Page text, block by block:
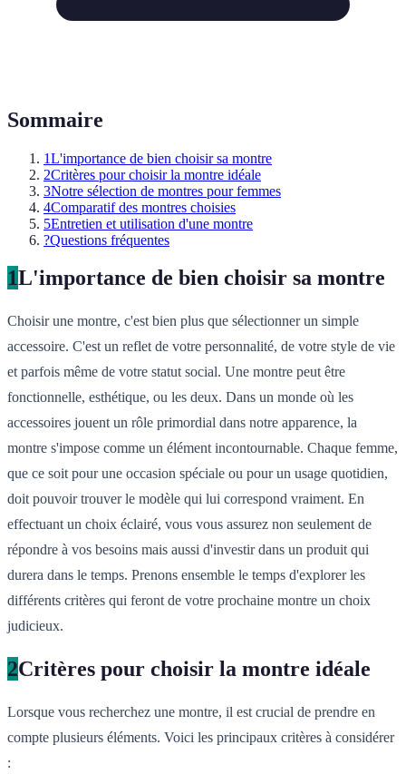
Sommaire
1L'importance de bien choisir sa montre
2Critères pour choisir la montre idéale
3Notre sélection de montres pour femmes
4Comparatif des montres choisies
5Entretien et utilisation d'une montre
?Questions fréquentes
1L'importance de bien choisir sa montre
Choisir une montre, c'est bien plus que sélectionner un simple
accessoire. C'est un reflet de votre personnalité, de votre style de vie
et parfois même de votre statut social. Une montre peut être
fonctionnelle, esthétique, ou les deux. Dans un monde où les
accessoires jouent un rôle primordial dans notre apparence, la
montre s'impose comme un élément incontournable. Chaque femme,
que ce soit pour une occasion spéciale ou pour un usage quotidien,
doit pouvoir trouver le modèle qui lui correspond vraiment. En
effectuant un choix éclairé, vous vous assurez non seulement de
répondre à vos besoins mais aussi d'investir dans un produit qui
durera dans le temps. Prenons ensemble le temps d'explorer les
différents critères qui feront de votre prochaine montre un choix
judicieux.
2Critères pour choisir la montre idéale
Lorsque vous recherchez une montre, il est crucial de prendre en
compte plusieurs éléments. Voici les principaux critères à considérer
: